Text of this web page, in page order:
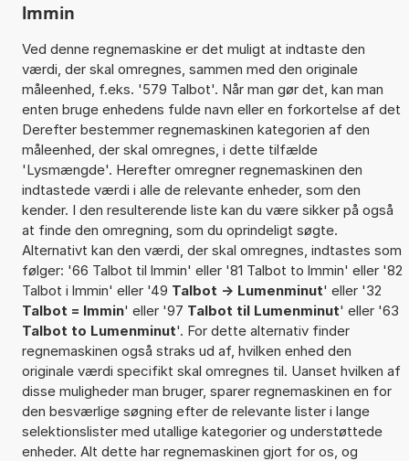
lmmin
Ved denne regnemaskine er det muligt at indtaste den
værdi, der skal omregnes, sammen med den originale
måleenhed, f.eks. '579 Talbot'. Når man gør det, kan man
enten bruge enhedens fulde navn eller en forkortelse af det
Derefter bestemmer regnemaskinen kategorien af den
måleenhed, der skal omregnes, i dette tilfælde
'Lysmængde'. Herefter omregner regnemaskinen den
indtastede værdi i alle de relevante enheder, som den
kender. I den resulterende liste kan du være sikker på også
at finde den omregning, som du oprindeligt søgte.
Alternativt kan den værdi, der skal omregnes, indtastes som
følger: '66 Talbot til lmmin' eller '81 Talbot to lmmin' eller '82
Talbot i lmmin' eller '49 Talbot -> Lumenminut' eller '32
Talbot = lmmin' eller '97 Talbot til Lumenminut' eller '63
Talbot to Lumenminut'. For dette alternativ finder
regnemaskinen også straks ud af, hvilken enhed den
originale værdi specifikt skal omregnes til. Uanset hvilken af
disse muligheder man bruger, sparer regnemaskinen en for
den besværlige søgning efter de relevante lister i lange
selektionslister med utallige kategorier og understøttede
enheder. Alt dette har regnemaskinen gjort for os, og